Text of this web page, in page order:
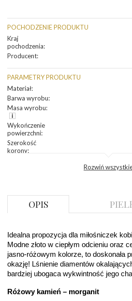
POCHODZENIE PRODUKTU
Kraj
pochodzenia:
Producent:
PARAMETRY PRODUKTU
Materiał:
Barwa wyrobu:
Masa wyrobu:
Wykończenie
powierzchni:
Szerokość
korony:
Szerokość szyny
Kamień:
Szlif:
Liczba
diamentów:
0.004 ct - 10 szt.,
Liczba
diamentów
(łącznie)
Rozwiń
OPIS
Idealna propozycja dla miłośniczek
Modne złoto w ciepłym odcieniu oraz
jasno-różowym kolorze, to doskonała
okazję! Lśnienie diamentów
bardziej ubogaca wykwintność jego
Różowy kamień – morganit